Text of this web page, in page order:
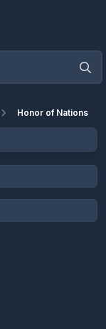
Honor of Nations